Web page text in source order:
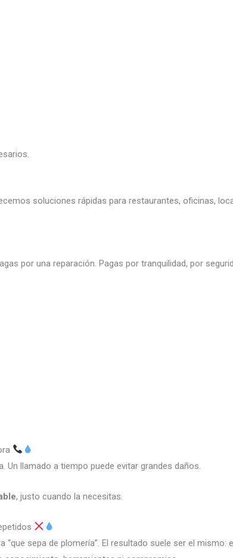
soluciones rápidas para restaurantes, oficinas,
por una reparación. Pagas por tranquilidad, por
llamado a tiempo puede evitar grandes daños.
, justo cuando la necesitas.
sepa de plomería”. El resultado suele ser el mismo: